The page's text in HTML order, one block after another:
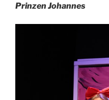
Prinzen Johannes